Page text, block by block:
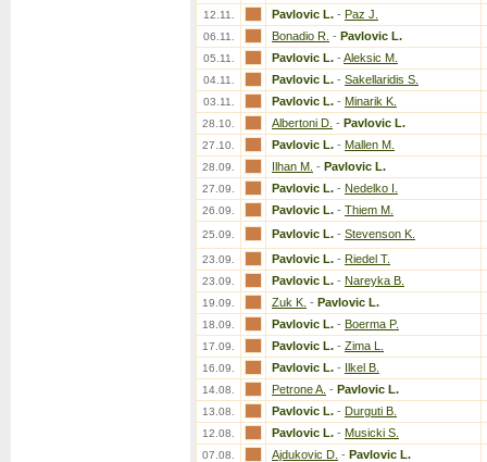
12.11. Pavlovic L. - Paz J.
06.11. Bonadio R. - Pavlovic L.
05.11. Pavlovic L. - Aleksic M.
04.11. Pavlovic L. - Sakellaridis S.
03.11. Pavlovic L. - Minarik K.
28.10. Albertoni D. - Pavlovic L.
27.10. Pavlovic L. - Mallen M.
28.09. Ilhan M. - Pavlovic L.
27.09. Pavlovic L. - Nedelko I.
26.09. Pavlovic L. - Thiem M.
25.09. Pavlovic L. - Stevenson K.
23.09. Pavlovic L. - Riedel T.
23.09. Pavlovic L. - Nareyka B.
19.09. Zuk K. - Pavlovic L.
18.09. Pavlovic L. - Boerma P.
17.09. Pavlovic L. - Zima L.
16.09. Pavlovic L. - Ilkel B.
14.08. Petrone A. - Pavlovic L.
13.08. Pavlovic L. - Durguti B.
12.08. Pavlovic L. - Musicki S.
07.08. Ajdukovic D. - Pavlovic L.